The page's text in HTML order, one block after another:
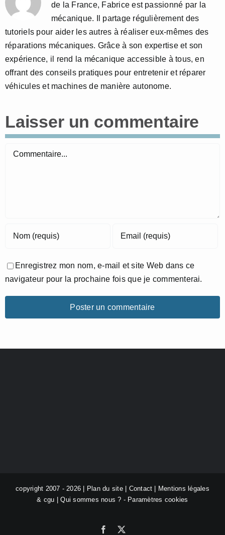
de la France, Fabrice est passionné par la
mécanique. Il partage régulièrement des
tutoriels pour aider les autres à réaliser eux-mêmes des
réparations mécaniques. Grâce à son expertise et son
expérience, il rend la mécanique accessible à tous, en
offrant des conseils pratiques pour entretenir et réparer
véhicules et machines de manière autonome.
Laisser un commentaire
Commentaire
Enregistrez mon nom, e-mail et site Web dans ce
navigateur pour la prochaine fois que je commenterai.
copyright 2007 - 2026 | Plan du site| Contact
Mentions légales
& cgu |Qui sommes nous ? - Paramètres cookies
Facebook